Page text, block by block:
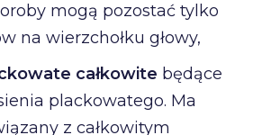
mogą pozostać tylko
na wierzchołku głowy,
całkowite będące
plackowatego. Ma
z całkowitym